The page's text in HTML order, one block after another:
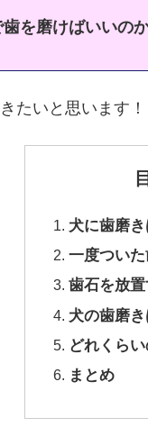
を磨けばいいの
たいと思います！
犬に歯磨き
一度つい
歯石を放
犬の歯磨
どれくら
まとめ